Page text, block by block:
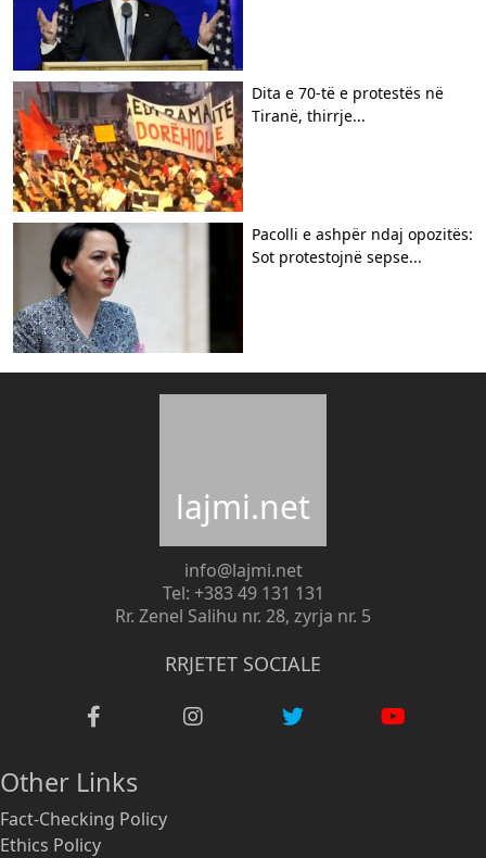
​Dita e 70-të e protestës në
Tiranë, thirrje...
Pacolli e ashpër ndaj opozitës:
Sot protestojnë sepse...
lajmi.net
info@lajmi.net
Tel: +383 49 131 131
Rr. Zenel Salihu nr. 28, zyrja nr. 5
RRJETET SOCIALE
Other Links
Fact-Checking Policy
Ethics Policy